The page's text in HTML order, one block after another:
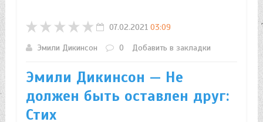
07.02.2021 03:09
Эмили Дикинсон
0 Добавить в закладки
Эмили Дикинсон — Не
должен быть оставлен друг:
Стих